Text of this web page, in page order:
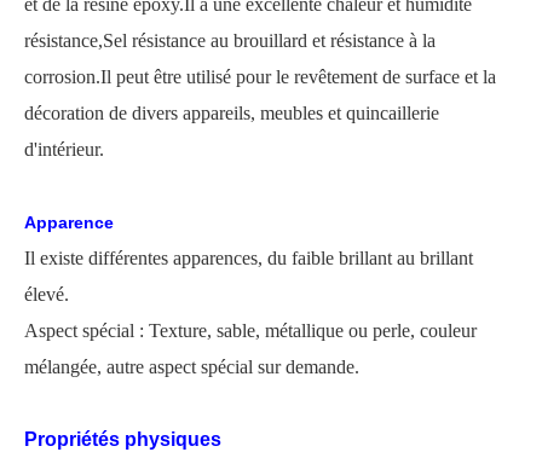
et de la résine époxy.Il a une excellente chaleur et humidité
résistance,Sel résistance au brouillard et résistance à la
corrosion.Il peut être utilisé pour le revêtement de surface et la
décoration de divers appareils, meubles et quincaillerie
d'intérieur.
Apparence
Il existe différentes apparences, du faible brillant au brillant
élevé.
Aspect spécial : Texture, sable, métallique ou perle, couleur
mélangée, autre aspect spécial sur demande.
Propriétés physiques